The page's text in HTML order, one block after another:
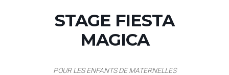
STAGE FIESTA
MAGICA
POUR LES ENFANTS DE MATERNELLES